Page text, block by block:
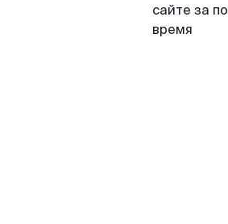
сайте за
время